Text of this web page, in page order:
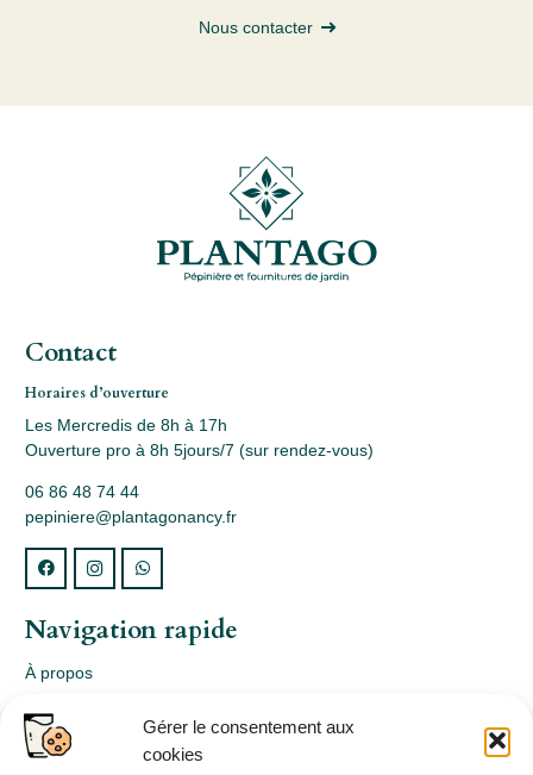
Gérer le consentement aux
cookies
Nous contacter
Contact
Horaires d’ouverture
Les Mercredis de 8h à 17h
Ouverture pro à 8h 5jours/7 (sur rendez-vous)
06 86 48 74 44
pepiniere@plantagonancy.fr
Navigation rapide
À propos
Webshop
Nos produits
Conception